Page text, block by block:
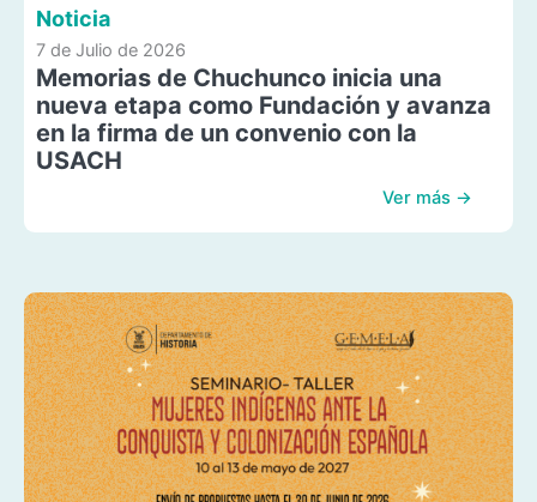
Noticia
7 de Julio de 2026
Memorias de Chuchunco inicia una
nueva etapa como Fundación y avanza
en la firma de un convenio con la
USACH
Ver más →